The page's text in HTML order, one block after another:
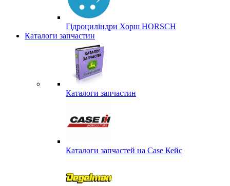
Гідроциліндри Хорш HORSCH
Каталоги запчастин
Каталоги запчастин
Каталоги запчастей на Case Кейс